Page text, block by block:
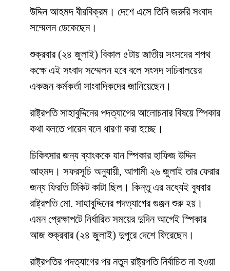
উদ্দিন আহমদ বীরবিক্রম। দেশে এসে তিনি জরুরি সংবাদ
সম্মেলন ডেকেছেন।
শুক্রবার (২৪ জুলাই) বিকাল ৫টায় জাতীয় সংসদের শপথ
কক্ষে এই সংবাদ সম্মেলন হবে বলে সংসদ সচিবালয়ের
একজন কর্মকর্তা সাংবাদিকদের জানিয়েছেন।
রাষ্ট্রপতি সাহাবুদ্দিনের পদত্যাগের আলোচনার বিষয়ে স্পিকার
কথা বলতে পারেন বলে ধারণা করা হচ্ছে।
চিকিৎসার জন্য ব্যাংককে যান স্পিকার হাফিজ উদ্দিন
আহমদ। সফরসূচি অনুযায়ী, আগামী ২৬ জুলাই তার ফেরার
জন্য ফিরতি টিকিট কাটা ছিল। কিন্তু এর মধ্যেই বুধবার
রাষ্ট্রপতি মো. সাহাবুদ্দিনের পদত্যাগের গুঞ্জন শুরু হয়।
এমন প্রেক্ষাপটে নির্ধারিত সময়ের দুদিন আগেই স্পিকার
আজ শুক্রবার (২৪ জুলাই) দুপুরে দেশে ফিরেছেন।
রাষ্ট্রপতির পদত্যাগের পর নতুন রাষ্ট্রপতি নির্বাচিত না হওয়া